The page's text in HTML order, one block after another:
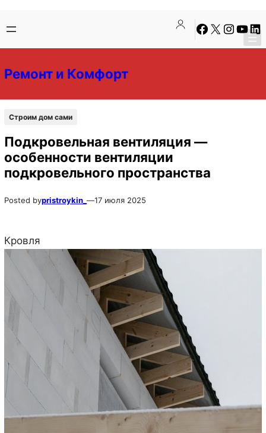
содержимому
содержимому
Facebook
X Instagram
Ремонт и Комфорт
Строим дом сами
Подкровельная вентиляция —
особенности вентиляции
подкровельного пространства
Posted bypristroykin_ —17 июля 2025
Кровля